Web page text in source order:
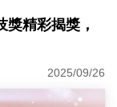
精彩揭獎，
2025/09/26